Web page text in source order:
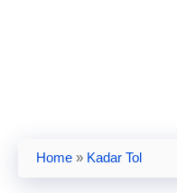
Home » Kadar Tol